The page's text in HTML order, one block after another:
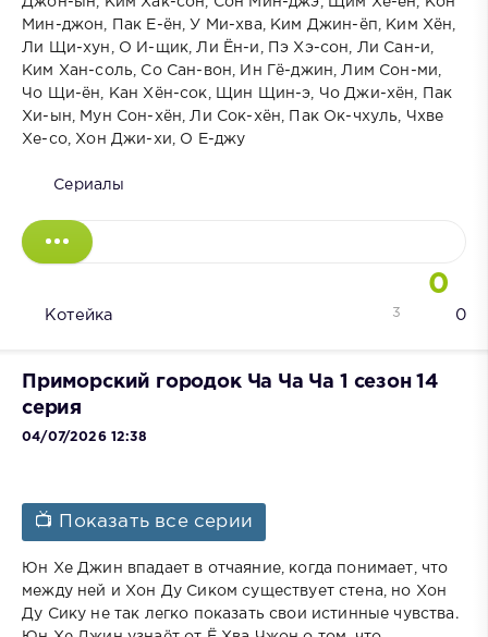
Мин-джон, Пак Е-ён, У Ми-хва, Ким Джин-ёп, Ким Хён,
Ли Щи-хун, О И-щик, Ли Ён-и, Пэ Хэ-сон, Ли Сан-и,
Ким Хан-соль, Со Сан-вон, Ин Гё-джин, Лим Сон-ми,
Чо Щи-ён, Кан Хён-сок, Щин Щин-э, Чо Джи-хён, Пак
Хи-ын, Мун Сон-хён, Ли Сок-хён, Пак Ок-чхуль, Чхве
Хе-со, Хон Джи-хи, О Е-джу
Сериалы
0
Котейка 0
3
Приморский городок Ча Ча Ча 1 сезон 14
серия
04/07/2026 12:38
📺 Показать все серии
Юн Хе Джин впадает в отчаяние, когда понимает, что
между ней и Хон Ду Сиком существует стена, но Хон
Ду Сику не так легко показать свои истинные чувства.